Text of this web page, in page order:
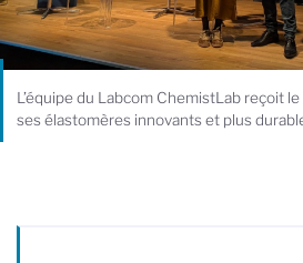
L’équipe du Labcom ChemistLab reçoit
ses élastomères innovants et plus